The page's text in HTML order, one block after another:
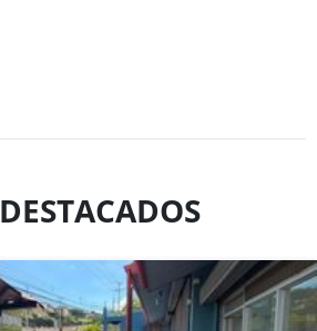
DESTACADOS